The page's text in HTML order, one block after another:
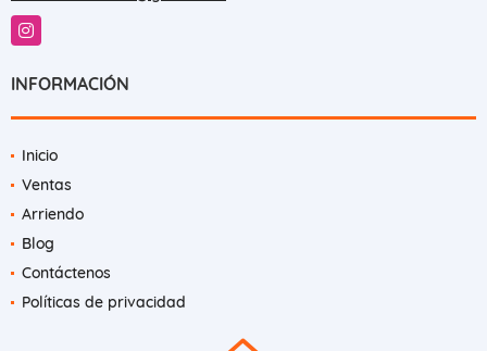
Instagram
INFORMACIÓN
Inicio
Ventas
Arriendo
Blog
Contáctenos
Políticas de privacidad